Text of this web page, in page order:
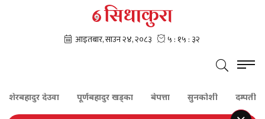
देउवा पूर्णबहादुर खड्का बेपत्ता सुनकोशी दम्पती